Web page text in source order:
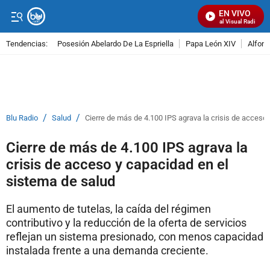
EN VIVO
Señal Visual Radio
Tendencias: Posesión Abelardo De La Espriella Papa León XIV
Blu Radio / Salud / Cierre de más de 4.100 IPS agrava la crisis de
Cierre de más de 4.100 IPS agrava la
crisis de acceso y capacidad en el
sistema de salud
El aumento de tutelas, la caída del régimen
contributivo y la reducción de la oferta de servicios
reflejan un sistema presionado, con menos capacidad
instalada frente a una demanda creciente.